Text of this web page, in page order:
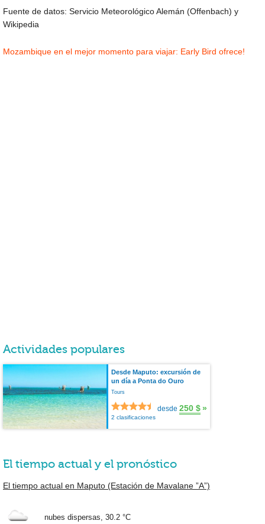
Fuente de datos: Servicio Meteorológico Alemán (Offenbach) y
Wikipedia
Mozambique en el mejor momento para viajar: Early Bird ofrece!
Actividades populares
Desde Maputo: excursión de
un día a Ponta do Ouro
Tours
2 clasificaciones
desde 250 $»
El tiempo actual y el pronóstico
El tiempo actual en Maputo (Estación de Mavalane ”A”)
nubes dispersas, 30.2 °C